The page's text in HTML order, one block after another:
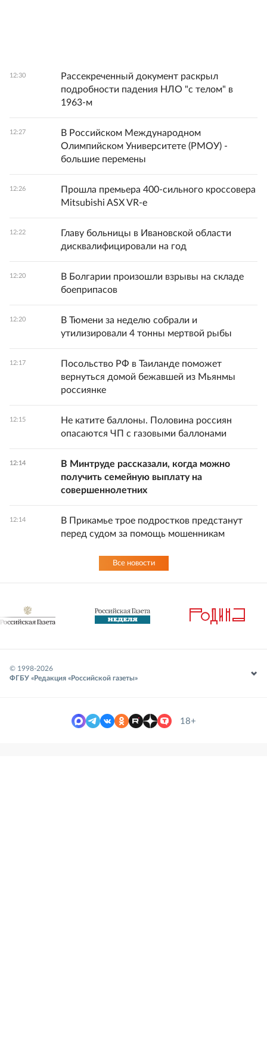
12:30
Рассекреченный документ раскрыл
подробности падения НЛО "с телом" в
1963-м
12:27
В Российском Международном
Олимпийском Университете (РМОУ) -
большие перемены
12:26
Прошла премьера 400-сильного кроссовера
Mitsubishi ASX VR-e
12:22
Главу больницы в Ивановской области
дисквалифицировали на год
12:20
В Болгарии произошли взрывы на складе
боеприпасов
12:20
В Тюмени за неделю собрали и
утилизировали 4 тонны мертвой рыбы
12:17
Посольство РФ в Таиланде поможет
вернуться домой бежавшей из Мьянмы
россиянке
12:15
Не катите баллоны. Половина россиян
опасаются ЧП с газовыми баллонами
12:14
В Минтруде рассказали, когда можно
получить семейную выплату на
совершеннолетних
12:14
В Прикамье трое подростков предстанут
перед судом за помощь мошенникам
Все новости
© 1998-2026
ФГБУ «Редакция «Российской газеты»
18+